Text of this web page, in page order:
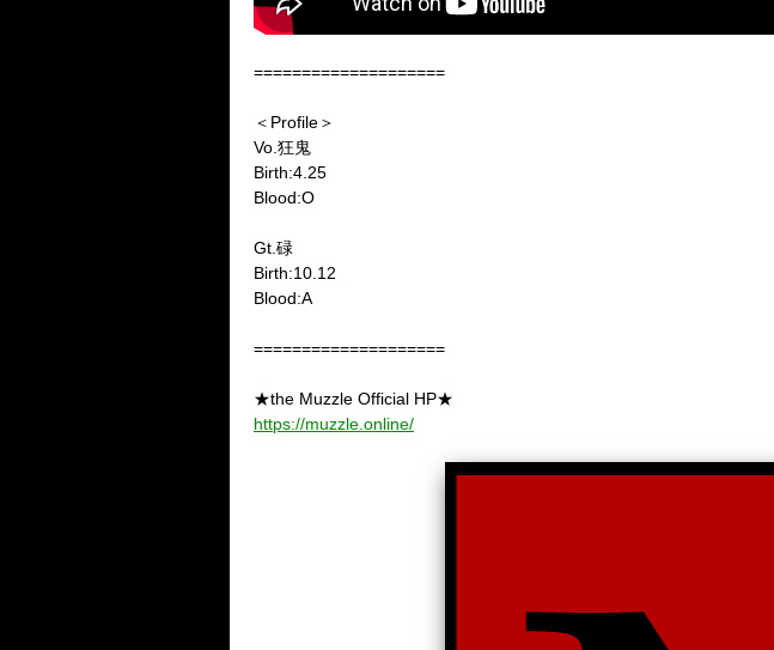
====================
＜Profile＞
Vo.狂鬼
Birth:4.25
Blood:O
Gt.碌
Birth:10.12
Blood:A
====================
★the Muzzle Official HP★
https://muzzle.online/